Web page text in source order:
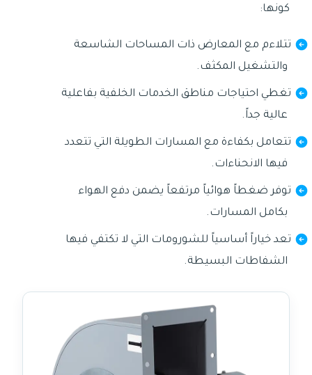
كونها:
تتلاءم مع المعارض ذات المساحات الشاسعة
والتشغيل المكثف.
تغطي احتياجات مناطق الخدمات الخلفية بفاعلية
عالية جداً.
تتعامل بكفاءة مع المسارات الطويلة التي تتعدد
فيها الانحناءات.
توفر ضغطاً هوائياً مرتفعاً يضمن دفع الهواء
بكامل المسارات.
تعد خياراً أساسياً للشورومات التي لا تكتفي فيها
الشفاطات البسيطة.